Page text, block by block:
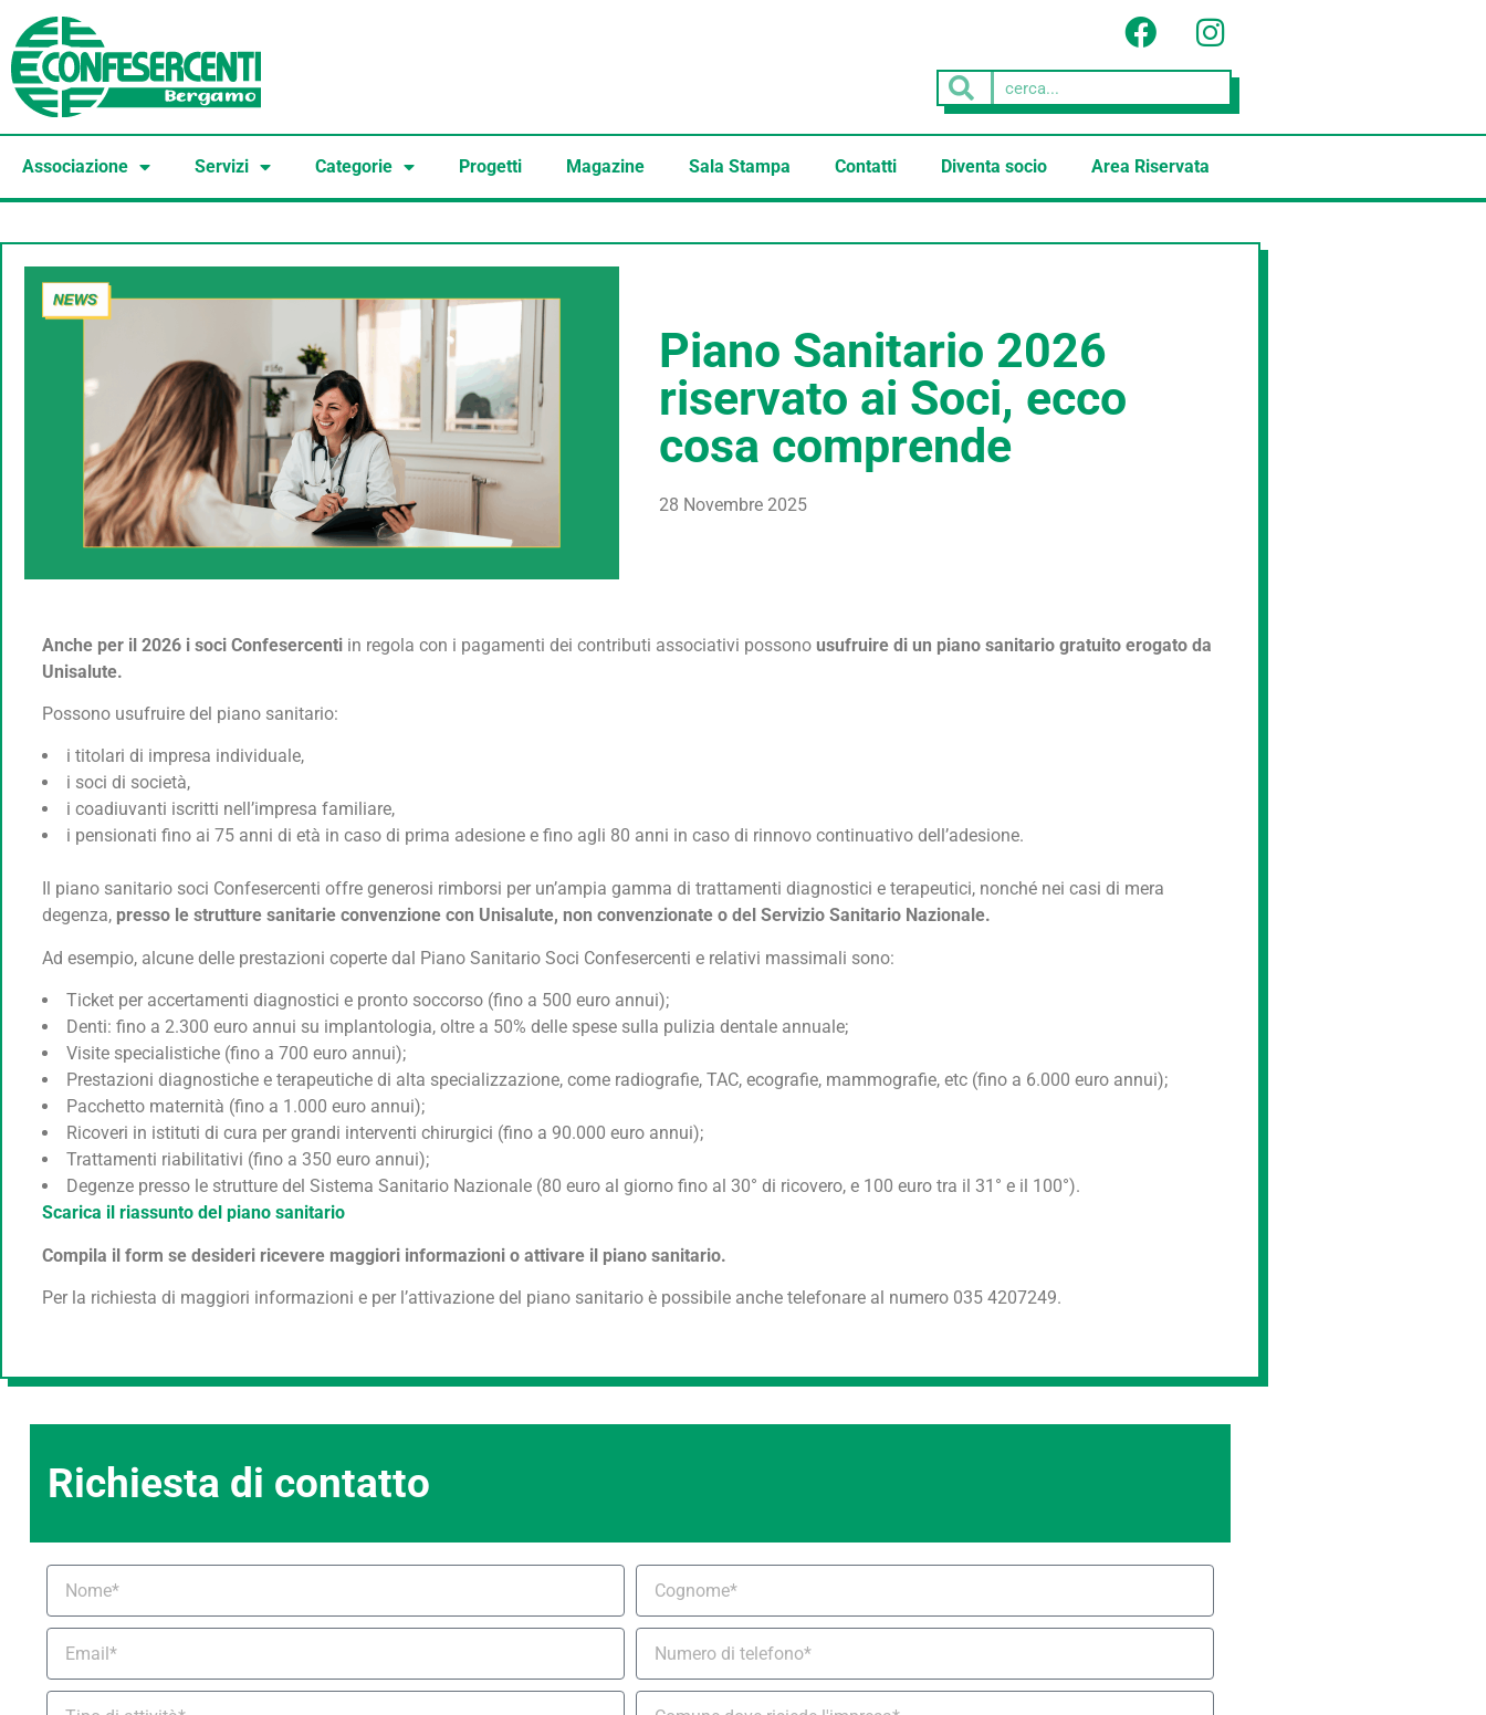
Associazione Servizi Categorie Progetti Magazine Sala Stampa Contatti Diventa socio Area Riservata
Piano Sanitario 2026
riservato ai Soci, ecco
cosa comprende
28 Novembre 2025
Anche per il 2026 i soci Confesercenti in regola con i pagamenti dei contributi associativi possono usufruire di un piano sanitario gratuito erogato da
Unisalute.
Possono usufruire del piano sanitario:
i titolari di impresa individuale,
i soci di società,
i coadiuvanti iscritti nell’impresa familiare,
i pensionati fino ai 75 anni di età in caso di prima adesione e fino agli 80 anni in caso di rinnovo continuativo dell’adesione.
Il piano sanitario soci Confesercenti offre generosi rimborsi per un’ampia gamma di trattamenti diagnostici e terapeutici, nonché nei casi di mera
degenza, presso le strutture sanitarie convenzione con Unisalute, non convenzionate o del Servizio Sanitario Nazionale.
Ad esempio, alcune delle prestazioni coperte dal Piano Sanitario Soci Confesercenti e relativi massimali sono:
Ticket per accertamenti diagnostici e pronto soccorso (fino a 500 euro annui);
Denti: fino a 2.300 euro annui su implantologia, oltre a 50% delle spese sulla pulizia dentale annuale;
Visite specialistiche (fino a 700 euro annui);
Prestazioni diagnostiche e terapeutiche di alta specializzazione, come radiografie, TAC, ecografie, mammografie, etc (fino a 6.000 euro annui);
Pacchetto maternità (fino a 1.000 euro annui);
Ricoveri in istituti di cura per grandi interventi chirurgici (fino a 90.000 euro annui);
Trattamenti riabilitativi (fino a 350 euro annui);
Degenze presso le strutture del Sistema Sanitario Nazionale (80 euro al giorno fino al 30° di ricovero, e 100 euro tra il 31° e il 100°).
Scarica il riassunto del piano sanitario
Compila il form se desideri ricevere maggiori informazioni o attivare il piano sanitario.
Per la richiesta di maggiori informazioni e per l’attivazione del piano sanitario è possibile anche telefonare al numero 035 4207249.
Richiesta di contatto